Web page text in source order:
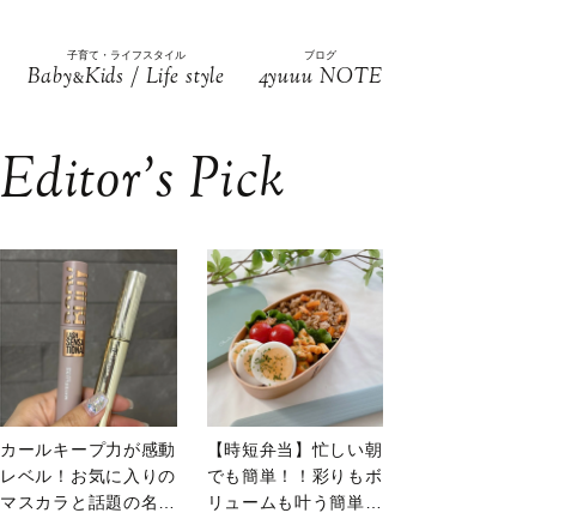
子育て・ライフスタイル
Baby&Kids / Life style
ブログ
4yuuu NOTE
Editor’s Pick
カールキープ力が感動
レベル！お気に入りの
マスカラと話題の名品
【時短弁当】忙しい朝
でも簡単！！彩りもボ
リュームも叶う簡単そ